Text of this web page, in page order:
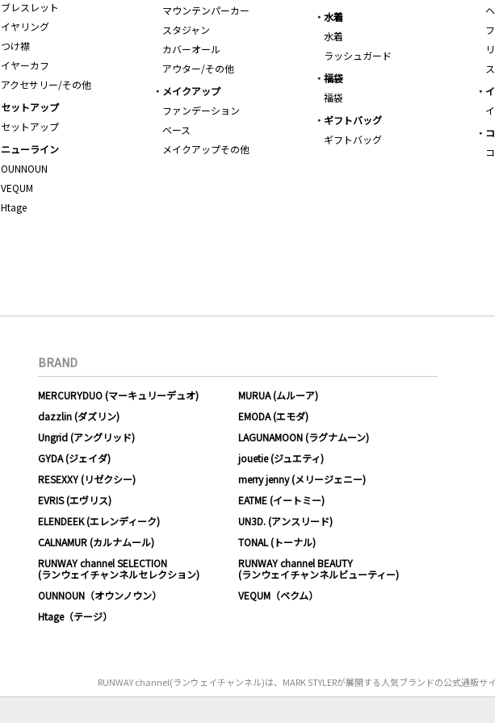
マウンテンパーカー
スタジャン
カバーオール
アウター/その他
ブレスレット
イヤリング
つけ襟
イヤーカフ
アクセサリー/その他
水着
水着
ラッシュガード
福袋
福袋
メイクアップ
ファンデーション
ベース
メイクアップその他
セットアップ
セットアップ
ギフトバッグ
ギフトバッグ
ニューライン
OUNNOUN
VEQUM
Htage
BRAND
MERCURYDUO (マーキュリーデュオ)
MURUA (ムルーア)
dazzlin (ダズリン)
EMODA (エモダ)
Ungrid (アングリッド)
LAGUNAMOON (ラグナムーン)
GYDA (ジェイダ)
jouetie (ジュエティ)
RESEXXY (リゼクシー)
merry jenny (メリージェニー)
EVRIS (エヴリス)
EATME (イートミー)
ELENDEEK (エレンディーク)
UN3D. (アンスリード)
CALNAMUR (カルナムール)
TONAL (トーナル)
RUNWAY channel SELECTION
(ランウェイチャンネルセレクション)
RUNWAY channel BEAUTY
(ランウェイチャンネルビューティー)
OUNNOUN（オウンノウン）
VEQUM（ベクム）
Htage（テージ）
RUNWAY channel(ランウェイチャンネル)は、MARK STYLERが展開する人気ブランドの公式通販サ